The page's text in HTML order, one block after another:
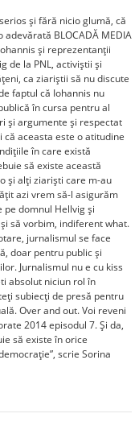
şi fără nicio glumă, că
BLOCADĂ MEDIA
şi reprezentanţii
de la PNL, activiştii şi
ca ziariştii să nu discute
faptul că Iohannis nu
în cursa pentru al
şi argumente şi respectat
aceasta este o atitudine
în care există
să existe această
şi alţi ziarişti care m-au
azi vrem să-l asigurăm
domnul Hellvig și
să vorbim, indiferent what.
jurnalismul se face
doar pentru public şi
Jurnalismul nu e cu kiss
absolut niciun rol în
subiecţi de presă pentru
Over and out. Voi reveni
2014 episodul 7. Şi da,
să existe în orice
scrie Sorina